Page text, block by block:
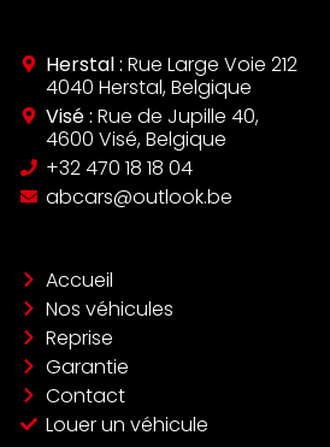
Herstal : Rue Large Voie 212
4040 Herstal, Belgique
Visé : Rue de Jupille 40,
4600 Visé, Belgique
‪+32 470 18 18 04‬
abcars@outlook.be
Accueil
Nos véhicules
Reprise
Garantie
Contact
Louer un véhicule